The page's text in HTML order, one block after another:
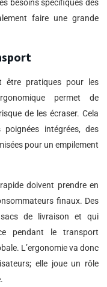
besoins spécifiques des
faire une grande
être pratiques pour les
permet de
de les écraser. Cela
intégrées, des
pour un empilement
doivent prendre en
finaux. Des
de livraison et qui
pendant le transport
L’ergonomie va donc
elle joue un rôle